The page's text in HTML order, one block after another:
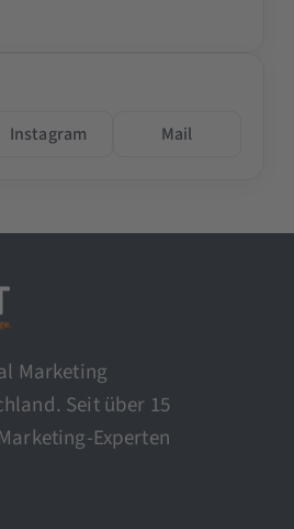
Instagram Mail
Marketing
Seit über 15
Experten